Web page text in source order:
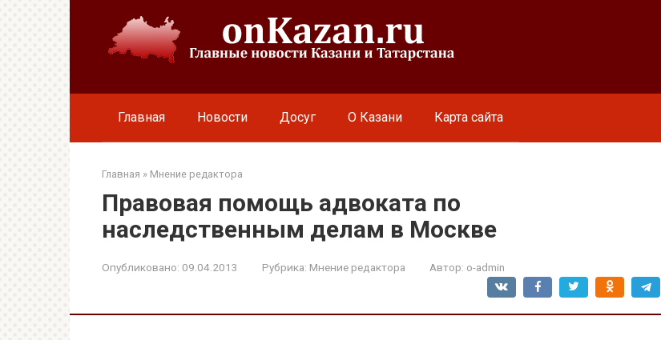
Главная Новости Досуг О Казани Карта сайта
Главная » Мнение редактора
Правовая помощь адвоката по
наследственным делам в Москве
Опубликовано: 09.04.2013 Рубрика: Мнение редактора Автор: o-admin